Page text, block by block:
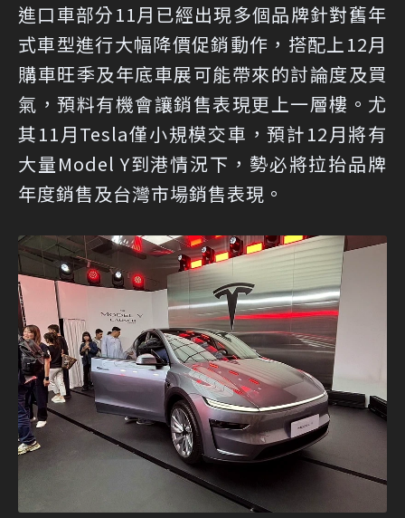
進口車部分11月已經出現多個品牌針對舊年
式車型進行大幅降價促銷動作，搭配上12月
購車旺季及年底車展可能帶來的討論度及買
氣，預料有機會讓銷售表現更上一層樓。尤
其11月Tesla僅小規模交車，預計12月將有
大量Model Y到港情況下，勢必將拉抬品牌
年度銷售及台灣市場銷售表現。